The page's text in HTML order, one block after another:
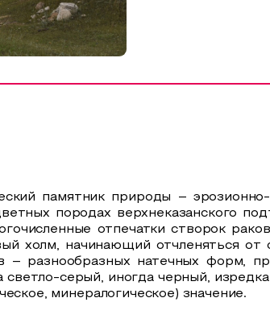
памятник природы – эрозионно-
породах верхнеказанского
отпечатки створок
холм, начинающий отчленяться
– разнообразных натечных форм,
серый, иногда черный,
минералогическое) значение.